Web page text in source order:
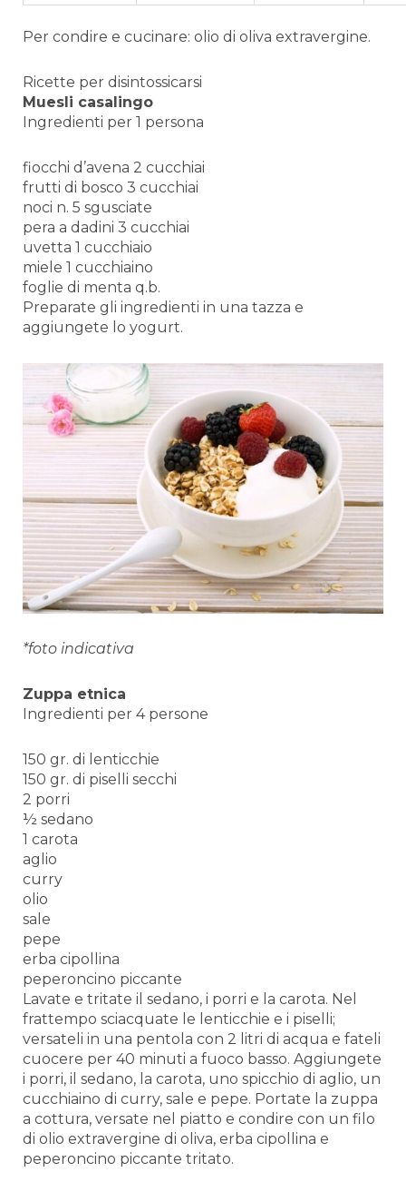
Per condire e cucinare: olio di oliva extravergine.
Ricette per disintossicarsi
Muesli casalingo
Ingredienti per 1 persona
fiocchi d’avena 2 cucchiai
frutti di bosco 3 cucchiai
noci n. 5 sgusciate
pera a dadini 3 cucchiai
uvetta 1 cucchiaio
miele 1 cucchiaino
foglie di menta q.b.
Preparate gli ingredienti in una tazza e
aggiungete lo yogurt.
*foto indicativa
Zuppa etnica
Ingredienti per 4 persone
150 gr. di lenticchie
150 gr. di piselli secchi
2 porri
½ sedano
1 carota
aglio
curry
olio
sale
pepe
erba cipollina
peperoncino piccante
Lavate e tritate il sedano, i porri e la carota. Nel
frattempo sciacquate le lenticchie e i piselli;
versateli in una pentola con 2 litri di acqua e fateli
cuocere per 40 minuti a fuoco basso. Aggiungete
i porri, il sedano, la carota, uno spicchio di aglio, un
cucchiaino di curry, sale e pepe. Portate la zuppa
a cottura, versate nel piatto e condire con un filo
di olio extravergine di oliva, erba cipollina e
peperoncino piccante tritato.